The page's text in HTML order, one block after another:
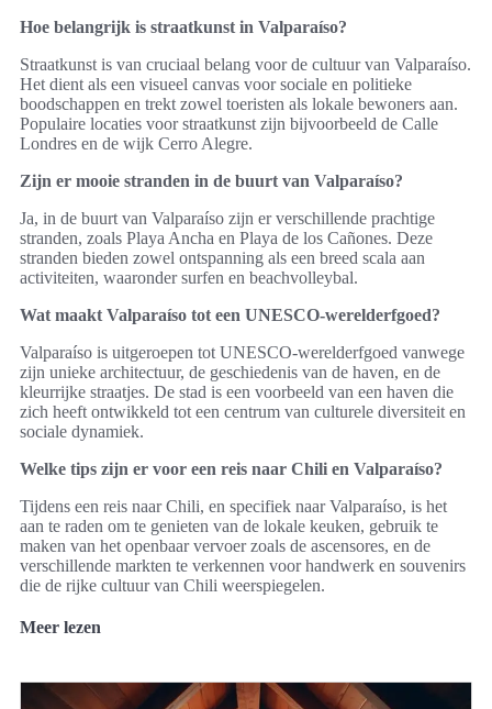
Hoe belangrijk is straatkunst in Valparaíso?
Straatkunst is van cruciaal belang voor de cultuur van Valparaíso.
Het dient als een visueel canvas voor sociale en politieke
boodschappen en trekt zowel toeristen als lokale bewoners aan.
Populaire locaties voor straatkunst zijn bijvoorbeeld de Calle
Londres en de wijk Cerro Alegre.
Zijn er mooie stranden in de buurt van Valparaíso?
Ja, in de buurt van Valparaíso zijn er verschillende prachtige
stranden, zoals Playa Ancha en Playa de los Cañones. Deze
stranden bieden zowel ontspanning als een breed scala aan
activiteiten, waaronder surfen en beachvolleybal.
Wat maakt Valparaíso tot een UNESCO-werelderfgoed?
Valparaíso is uitgeroepen tot UNESCO-werelderfgoed vanwege
zijn unieke architectuur, de geschiedenis van de haven, en de
kleurrijke straatjes. De stad is een voorbeeld van een haven die
zich heeft ontwikkeld tot een centrum van culturele diversiteit en
sociale dynamiek.
Welke tips zijn er voor een reis naar Chili en Valparaíso?
Tijdens een reis naar Chili, en specifiek naar Valparaíso, is het
aan te raden om te genieten van de lokale keuken, gebruik te
maken van het openbaar vervoer zoals de ascensores, en de
verschillende markten te verkennen voor handwerk en souvenirs
die de rijke cultuur van Chili weerspiegelen.
Meer lezen